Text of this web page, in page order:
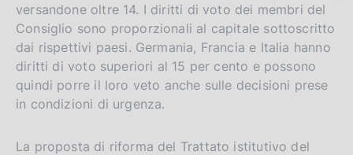
versandone oltre 14. I diritti di voto dei membri del
Consiglio sono proporzionali al capitale sottoscritto
dai rispettivi paesi. Germania, Francia e Italia hanno
diritti di voto superiori al 15 per cento e possono
quindi porre il loro veto anche sulle decisioni prese
in condizioni di urgenza.
La proposta di riforma del Trattato istitutivo del